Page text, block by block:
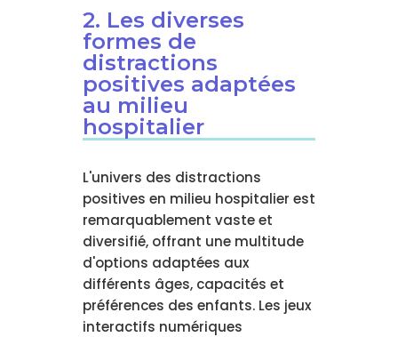
2. Les diverses
formes de
distractions
positives adaptées
au milieu
hospitalier
L'univers des distractions
positives en milieu hospitalier est
remarquablement vaste et
diversifié, offrant une multitude
d'options adaptées aux
différents âges, capacités et
préférences des enfants. Les jeux
interactifs numériques